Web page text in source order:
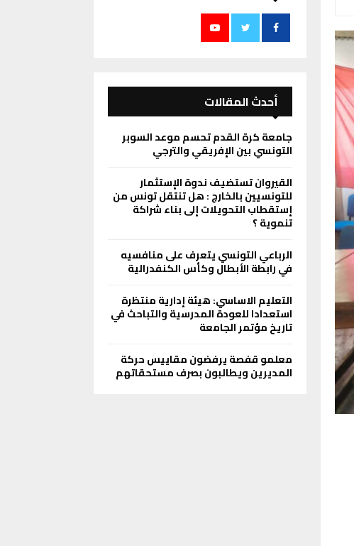
أحدث المقالات
جامعة كرة القدم تحسم موعد السوبر
التونسي بين الإفريقي والترجي
القيروان تستضيف ندوة الإستثمار
للتونسيين بالخارج : هل تنتقل تونس من
إستقطاب التحويلات إلى بناء شراكة
تنموية ؟
الرباعي التونسي يتعرف على منافسيه
في رابطة الأبطال وكأس الكنفدرالية
التعليم الاساسي: هيئة إدارية منتظرة
استعدادا للعودة المدرسية والتباحث في
تاريخ مؤتمر الجامعة
معلمو قفصة يرفضون مقاييس حركة
المديرين ويطالبون بصرف مستحقاتهم